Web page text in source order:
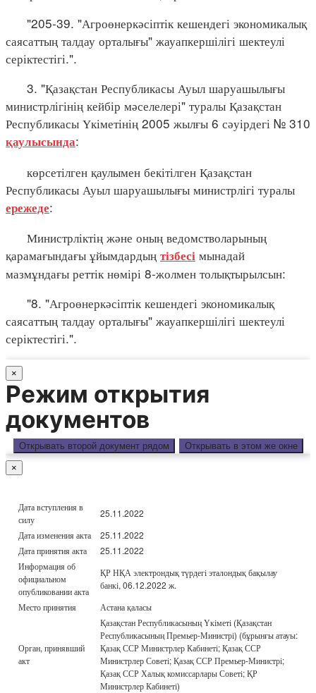
"205-39. "Агроөнеркәсіптік кешендегі экономикалық
саясаттың талдау орталығы" жауапкершілігі шектеулі
серіктестігі.".
3. "Қазақстан Республикасы Ауыл шаруашылығы
министрлігінің кейбір мәселелері" туралы Қазақстан
Республикасы Үкіметінің 2005 жылғы 6 сәуірдегі № 310
қаулысында:
көрсетілген қаулымен бекітілген Қазақстан
Республикасы Ауыл шаруашылығы министрлігі туралы
ережеде:
Министрліктің және оның ведомстволарының
қарамағындағы ұйымдардың тізбесі мынадай
мазмұндағы реттік нөмірі 8-жолмен толықтырылсын:
"8. "Агроөнеркәсіптік кешендегі экономикалық
саясаттың талдау орталығы" жауапкершілігі шектеулі
серіктестігі.".
×
Режим открытия
документов
Открывать второй документ рядом Открывать в этом же окне
×
Дата вступления в
силу
25.11.2022
Дата изменения акта
25.11.2022
Дата принятия акта
25.11.2022
Информация об
официальном
опубликовании акта
ҚР НҚА электрондық түрдегі эталондық бақылау
банкі, 06.12.2022 ж.
Место принятия
Астана қаласы
Орган, принявший
акт
Қазақстан Республикасының Үкіметі (Қазақстан
Республикасының Премьер-Министрі) (бұрынғы атауы:
Қазақ ССР Министрлер Кабинеті; Қазақ ССР
Министрлер Советі; Қазақ ССР Премьер-Министрі;
Қазақ ССР Халық комиссарлары Советі; ҚР
Министрлер Кабинеті)